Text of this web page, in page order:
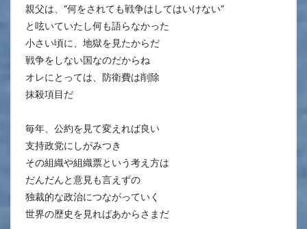
親父は、”何をされても戦争はしてはいけない”
と呟いていたし何も語らなかった
小さい頃に、地獄を見たからだ
戦争をしない国なのだからね
オレにとっては、防衛費は削除
抹殺項目だ
毎年、公約を見て変えれば良い
支持政党にしがみつき
その組織や組織票という考え方は
だんだんと意見も言えずの
独裁的な政治につながっていく
世界の歴史を見ればあからさまだ